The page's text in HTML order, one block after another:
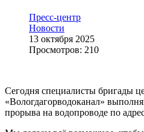
Пресс-центр
Новости
13 октября 2025
Просмотров: 210
Сегодня специалисты бригады
«Вологдагорводоканал»
прорыва на водопроводе по